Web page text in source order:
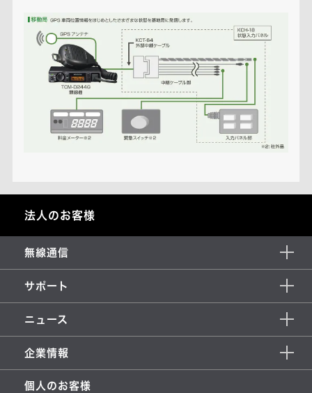
法人のお客様
無線通信
サポート
ニュース
企業情報
個人のお客様